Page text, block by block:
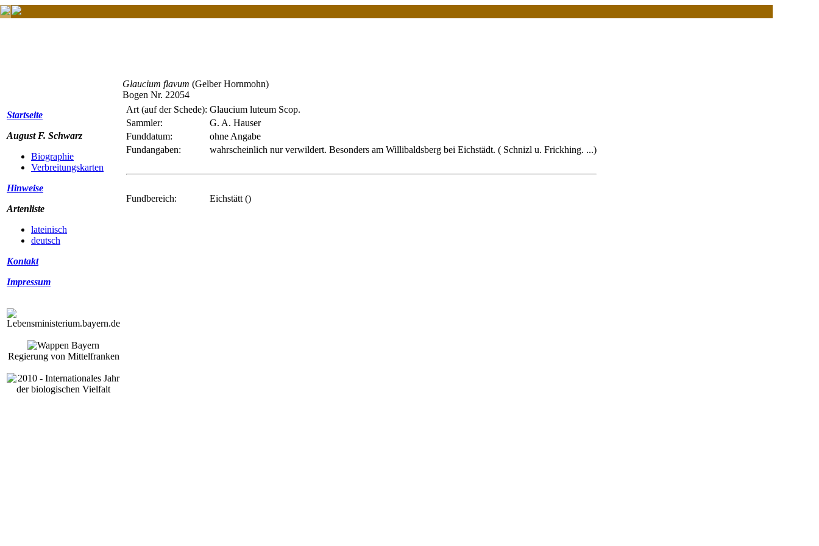
Startseite
August F. Schwarz
Biographie
Verbreitungskarten
Hinweise
Artenliste
lateinisch
deutsch
Kontakt
Impressum
Regierung von Mittelfranken
Glaucium flavum (Gelber Hornmohn)
Bogen Nr. 22054
Art (auf der Schede): Glaucium luteum Scop.
Sammler:
G. A. Hauser
Funddatum:
ohne Angabe
Fundangaben:
wahrscheinlich nur verwildert. Besonders am Willibaldsberg bei Eichstädt. ( Schnizl u. Frickhing. ...)
Fundbereich: Eichstätt ()